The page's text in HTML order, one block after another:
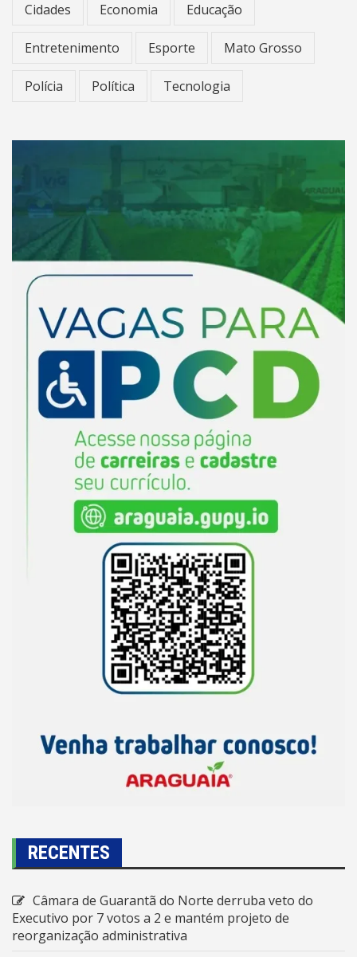
Cidades Economia Educação
Entretenimento Esporte Mato Grosso
Polícia Política Tecnologia
RECENTES
Câmara de Guarantã do Norte derruba veto do
Executivo por 7 votos a 2 e mantém projeto de
reorganização administrativa